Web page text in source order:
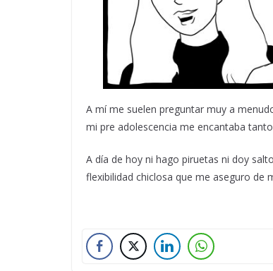
A mí me suelen preguntar muy a
mi pre adolescencia me encantaba
A día de hoy ni hago piruetas ni doy
flexibilidad chiclosa que me aseguro de